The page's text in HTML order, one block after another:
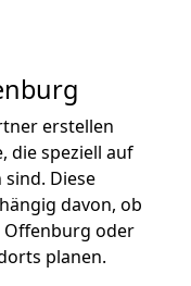
erstellen
die speziell auf
Diese
davon, ob
Offenburg oder
planen.